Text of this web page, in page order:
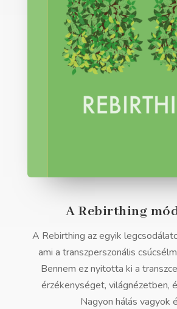
A Rebirthing
A Rebirthing az egyik
ami a transzperszonális
Bennem ez nyitotta ki a
érzékenységet, világnézetben,
Nagyon hálás vagyok